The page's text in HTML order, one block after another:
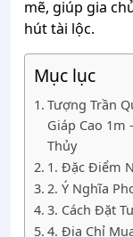
mẽ, giúp gia
hút tài lộc.
Mục lục
Tượng Trần
Giáp Cao 1m
Thủy
1. Đặc Điểm
2. Ý Nghĩa
3. Cách Đặt
4. Địa Chỉ